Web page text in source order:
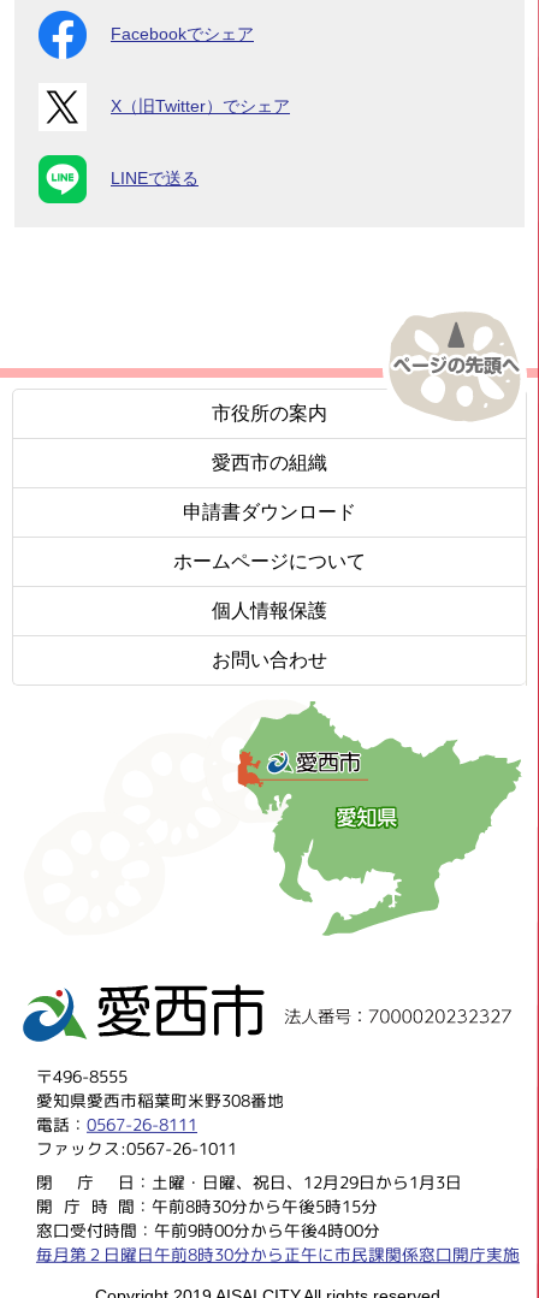
Facebookでシェア
X（旧Twitter）でシェア
LINEで送る
市役所の案内
愛西市の組織
申請書ダウンロード
ホームページについて
個人情報保護
お問い合わせ
〒496-8555
愛知県愛西市稲葉町米野308番地
電話：0567-26-8111
ファックス:0567-26-1011
閉庁 日：土曜・日曜、祝日、12月29日から1月3日
開庁時 間：午前8時30分から午後5時15分
窓口受付時間：午前9時00分から午後4時00分
毎月第２日曜日午前8時30分から正午に市民課関係窓口開庁実施